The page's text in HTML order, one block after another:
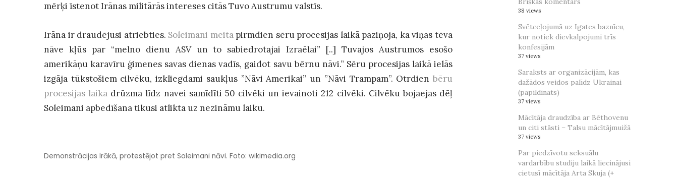
mērķi īstenot Irānas militārās intereses citās Tuvo Austrumu valstīs.
Irāna ir draudējusi atriebties. Soleimani meitapirmdien sēru procesijas laikā paziņoja, ka viņas tēva
nāve kļūs par “melno dienu ASV un to sabiedrotajai Izraēlai” [..] Tuvajos Austrumos esošo
amerikāņu karavīru ģimenes savas dienas vadīs, gaidot savu bērnu nāvi.” Sēru procesijas laikā ielās
izgāja tūkstošiem cilvēku, izkliegdami saukļus ”Nāvi Amerikai” un ”Nāvi Trampam”. Otrdien bēru
procesijas laikā drūzmā līdz nāvei samīdīti 50 cilvēki un ievainoti 212 cilvēki. Cilvēku bojāejas dēļ
Soleimani apbedīšana tikusi atlikta uz nezināmu laiku.
Demonstrācijas Irākā, protestējot pret Soleimani nāvi. Foto: wikimedia.org
38 views
Svētceļojumā uz Igates baznīcu,
kur notiek dievkalpojumi trīs
konfesijām
37 views
Saraksts ar organizācijām, kas
dažādos veidos palīdz Ukrainai
(papildināts)
37 views
Mācītāja draudzība ar Bēthovenu
un citi stāsti – Talsu mācītājmuižā
37 views
Par piedzīvotu seksuālu
vardarbību studiju laikā liecinājusi
cietusī mācītāja Arta Skuja (+